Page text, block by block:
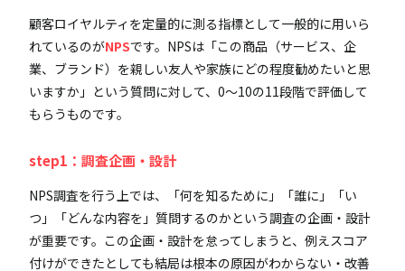
顧客ロイヤルティを定量的に測る指標として一般的に用いら
れているのがNPSです。NPSは「この商品（サービス、企
業、ブランド）を親しい友人や家族にどの程度勧めたいと思
いますか」という質問に対して、0～10の11段階で評価して
もらうものです。
step1：調査企画・設計
NPS調査を行う上では、「何を知るために」「誰に」「い
つ」「どんな内容を」質問するのかという調査の企画・設計
が重要です。この企画・設計を怠ってしまうと、例えスコア
付けができたとしても結局は根本の原因がわからない・改善